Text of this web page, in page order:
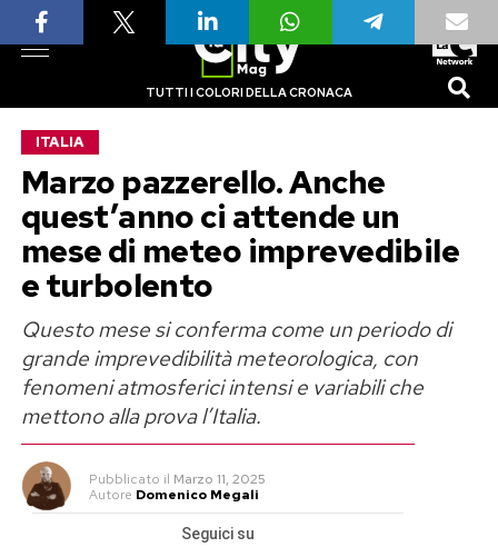
TUTTI I COLORI DELLA CRONACA
ITALIA
Marzo pazzerello. Anche
quest’anno ci attende un
mese di meteo imprevedibile
e turbolento
Questo mese si conferma come un periodo di
grande imprevedibilità meteorologica, con
fenomeni atmosferici intensi e variabili che
mettono alla prova l’Italia.
Pubblicato il Marzo 11, 2025
Autore Domenico Megali
Seguici su